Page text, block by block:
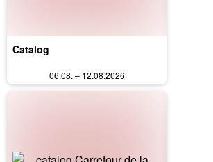
Catalog
06.08. – 12.08.2026